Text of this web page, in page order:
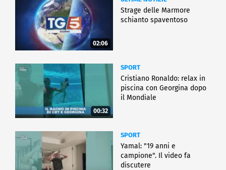
02:06
Strage delle Marmore
schianto spaventoso
00:32
SPORT
Cristiano Ronaldo: relax in
piscina con Georgina dopo
il Mondiale
SPORT
Yamal: "19 anni e
campione". Il video fa
discutere